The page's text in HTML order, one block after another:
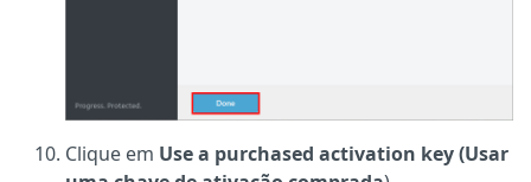
Clique em Use a purchased activation key (Usar